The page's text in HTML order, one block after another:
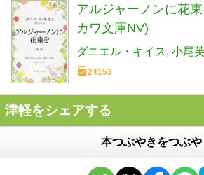
アルジャーノンに花
カワ文庫NV)
ダニエル・キイス 小尾
24153
津軽をシェアする
本つぶやきをつぶや